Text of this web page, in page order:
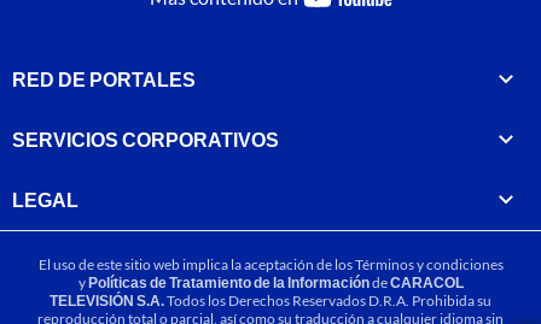
RED DE PORTALES
SERVICIOS CORPORATIVOS
LEGAL
El uso de este sitio web implica la aceptación de losTérminos y condiciones
yPolíticas de Tratamiento de la InformacióndeCARACOL
TELEVISIÓN S.A.Todos los Derechos Reservados D.R.A. Prohibida su
reproducción total o parcial, así como su traducción a cualquier idioma sin